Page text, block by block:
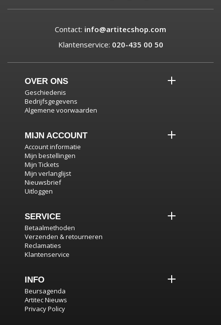
Contact: info@artitecshop.com
Klantenservice: 020-435 00 50
OVER ONS
Geschiedenis
Bedrijfsgegevens
Algemene voorwaarden
MIJN ACCOUNT
Account informatie
Mijn bestellingen
Mijn Tickets
Mijn verlanglijst
Nieuwsbrief
Uitloggen
SERVICE
Betaalmethoden
Verzenden & retourneren
Reclamaties
Klantenservice
INFO
Beursagenda
Artitec Nieuws
Privacy Policy